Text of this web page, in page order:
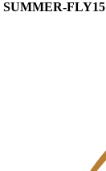
SUMMER-FLY15